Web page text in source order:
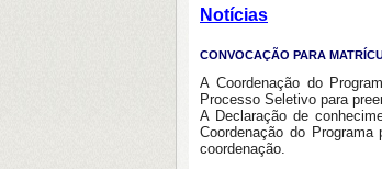
Notícias
CONVOCAÇÃO PARA
A Coordenação do
Processo Seletivo para
A Declaração de
Coordenação do
coordenação.